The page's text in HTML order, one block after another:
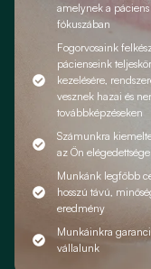
amelynek a
fókuszában
Fogorvosaink
pácienseink
kezelésére,
vesznek hazai és
továbbképzéseken
Számunkra
az Ön elégedettsége
Munkánk legfőbb
hosszú távú,
eredmény
Munkáinkra
vállalunk